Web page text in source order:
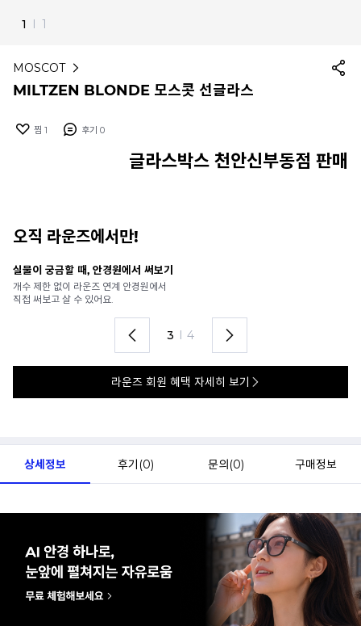
1 I 1
MOSCOT
MILTZEN BLONDE 모스콧 선글라스
찜 1 후기 0
글라스박스 천안신부동점 판매
오직 라운즈에서만!
실물이 궁금할 때, 안경원에서 써보기
개수 제한 없이 라운즈 연계 안경원에서
직접 써보고 살 수 있어요.
3 I 4
라운즈 회원 혜택 자세히 보기
상세정보 후기(0) 문의(0) 구매정보